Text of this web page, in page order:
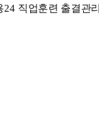
24 직업훈련 출결관리